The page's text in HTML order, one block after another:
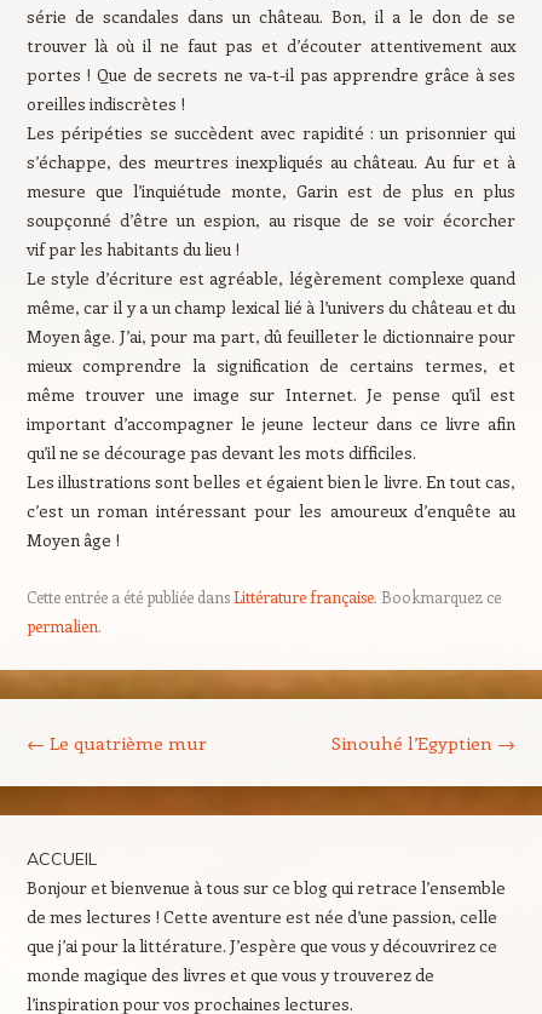
série de scandales dans un château. Bon, il a le don de se
trouver là où il ne faut pas et d’écouter attentivement aux
portes ! Que de secrets ne va-t-il pas apprendre grâce à ses
oreilles indiscrètes !
Les péripéties se succèdent avec rapidité : un prisonnier qui
s’échappe, des meurtres inexpliqués au château. Au fur et à
mesure que l’inquiétude monte, Garin est de plus en plus
soupçonné d’être un espion, au risque de se voir écorcher
vif par les habitants du lieu !
Le style d’écriture est agréable, légèrement complexe quand
même, car il y a un champ lexical lié à l’univers du château et du
Moyen âge. J’ai, pour ma part, dû feuilleter le dictionnaire pour
mieux comprendre la signification de certains termes, et
même trouver une image sur Internet. Je pense qu’il est
important d’accompagner le jeune lecteur dans ce livre afin
qu’il ne se décourage pas devant les mots difficiles.
Les illustrations sont belles et égaient bien le livre. En tout cas,
c’est un roman intéressant pour les amoureux d’enquête au
Moyen âge !
Cette entrée a été publiée dansLittérature française. Bookmarquez ce
permalien.
← Le quatrième mur Sinouhé l’Egyptien →
ACCUEIL
Bonjour et bienvenue à tous sur ce blog qui retrace l’ensemble
de mes lectures ! Cette aventure est née d’une passion, celle
que j’ai pour la littérature. J’espère que vous y découvrirez ce
monde magique des livres et que vous y trouverez de
l’inspiration pour vos prochaines lectures.